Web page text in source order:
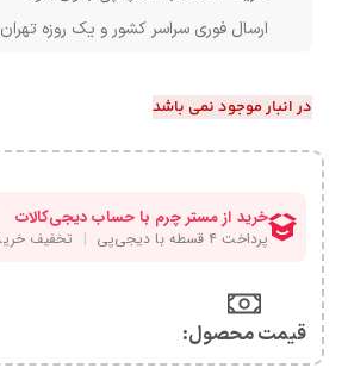
ارسال فوری سراسر کشور و یک روزه تهران
در انبار موجود نمی باشد
قیمت محصول:​